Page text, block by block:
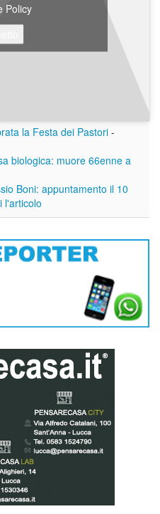
Policy
la Festa dei Pastori -
biologica: muore 66enne a
Boni: appuntamento il 10
l'articolo